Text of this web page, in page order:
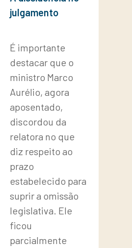
julgamento
É importante
destacar que o
ministro Marco
Aurélio, agora
aposentado,
discordou da
relatora no que
diz respeito ao
prazo
estabelecido para
suprir a omissão
legislativa. Ele
ficou
parcialmente